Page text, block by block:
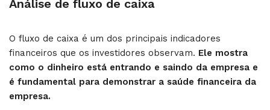
Análise de fluxo de caixa
O fluxo de caixa é um dos principais indicadores
financeiros que os investidores observam. Ele mostra
como o dinheiro está entrando e saindo da empresa e
é fundamental para demonstrar a saúde financeira da
empresa.